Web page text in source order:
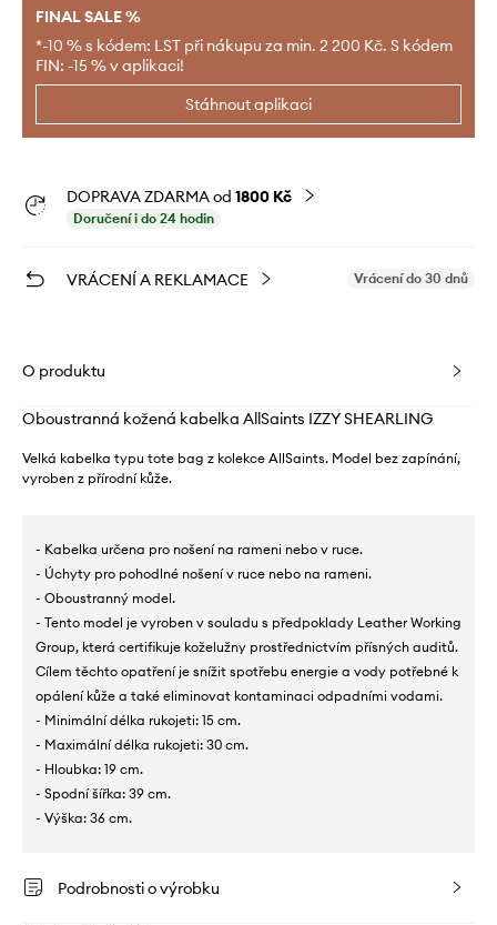
FINAL SALE %
*-10 % s kódem: LST při nákupu za min. 2 200 Kč. S kódem
FIN: -15 % v aplikaci!
Stáhnout aplikaci
DOPRAVA ZDARMA od 1800 Kč
Doručení i do 24 hodin
VRÁCENÍ A REKLAMACE Vrácení do 30 dnů
O produktu
Oboustranná kožená kabelka AllSaints IZZY SHEARLING
Velká kabelka typu tote bag z kolekce AllSaints. Model bez zapínání,
vyroben z přírodní kůže.
- Kabelka určena pro nošení na rameni nebo v ruce.
- Úchyty pro pohodlné nošení v ruce nebo na rameni.
- Oboustranný model.
- Tento model je vyroben v souladu s předpoklady Leather Working
Group, která certifikuje koželužny prostřednictvím přísných auditů.
Cílem těchto opatření je snížit spotřebu energie a vody potřebné k
opálení kůže a také eliminovat kontaminaci odpadními vodami.
- Minimální délka rukojeti: 15 cm.
- Maximální délka rukojeti: 30 cm.
- Hloubka: 19 cm.
- Spodní šířka: 39 cm.
- Výška: 36 cm.
Podrobnosti o výrobku